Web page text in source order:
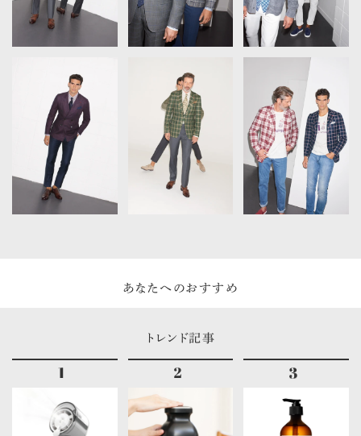
あなたへのおすすめ
トレンド記事